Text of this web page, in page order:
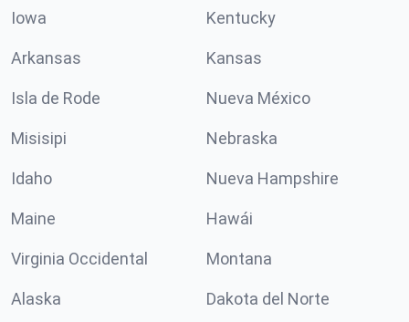
Iowa Kentucky
Arkansas Kansas
Isla de Rode Nueva México
Misisipi Nebraska
Idaho Nueva Hampshire
Maine Hawái
Virginia Occidental Montana
Alaska Dakota del Norte